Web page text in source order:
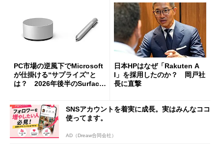
PC市場の逆風下でMicrosoft
が仕掛ける“サプライズ”と
は？ 2026年後半のSurface
日本HPはなぜ「Rakuten A
I」を採用したのか？ 岡戸社
長に直撃
SNSアカウントを着実に成長。実はみんなココ
使ってます。
AD（Dreaw合同会社）